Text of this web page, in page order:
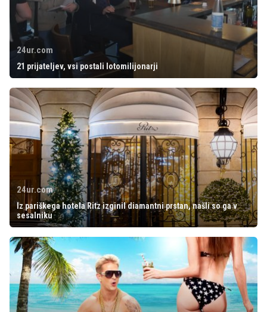
24ur.com
21 prijateljev, vsi postali lotomilijonarji
24ur.com
Iz pariškega hotela Ritz izginil diamantni prstan, našli so ga v
sesalniku